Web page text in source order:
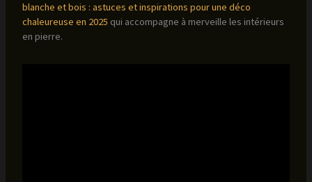
blanche et bois : astuces et inspirations pour une déco
chaleureuse en 2025 qui accompagne à merveille les intérieurs
en pierre.